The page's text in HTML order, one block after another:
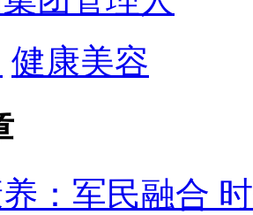
健康美容
：军民融合